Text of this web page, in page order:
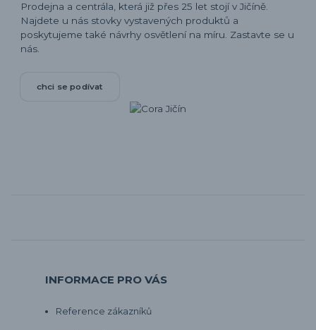
Prodejna a centrála, která již přes 25 let stojí v Jičíně.
Najdete u nás stovky vystavených produktů a
poskytujeme také návrhy osvětlení na míru. Zastavte se u
nás.
chci se podívat
INFORMACE PRO VÁS
Reference zákazníků